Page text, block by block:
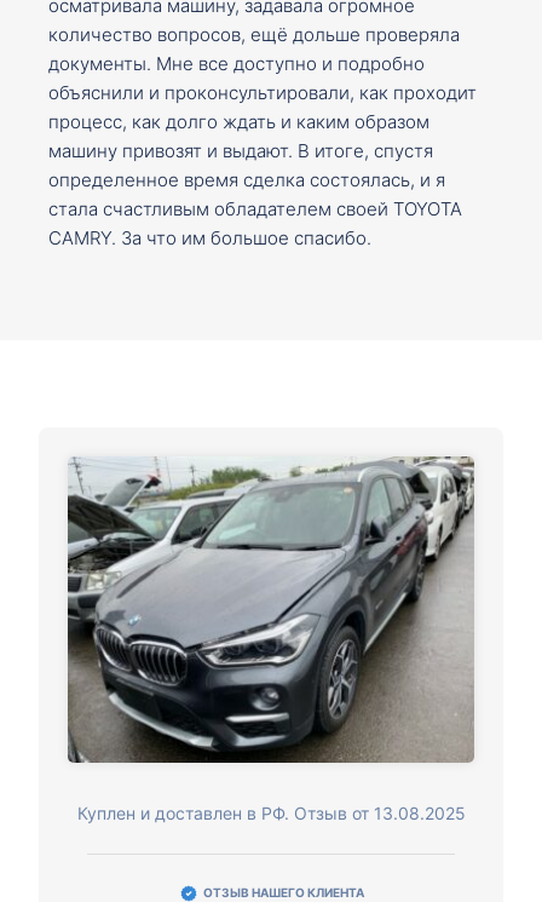
осматривала машину, задавала огромное
количество вопросов, ещё дольше проверяла
документы. Мне все доступно и подробно
объяснили и проконсультировали, как проходит
процесс, как долго ждать и каким образом
машину привозят и выдают. В итоге, спустя
определенное время сделка состоялась, и я
стала счастливым обладателем своей TOYOTA
CAMRY. За что им большое спасибо.
Куплен и доставлен в РФ. Отзыв от 13.08.2025
ОТЗЫВ НАШЕГО КЛИЕНТА